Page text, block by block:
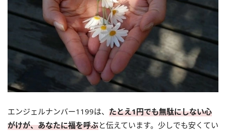
エンジェルナンバー1199は、 たとえ1円でも無駄にしない心
がけが、あなたに福を呼ぶと伝えています。少しでも安くてい